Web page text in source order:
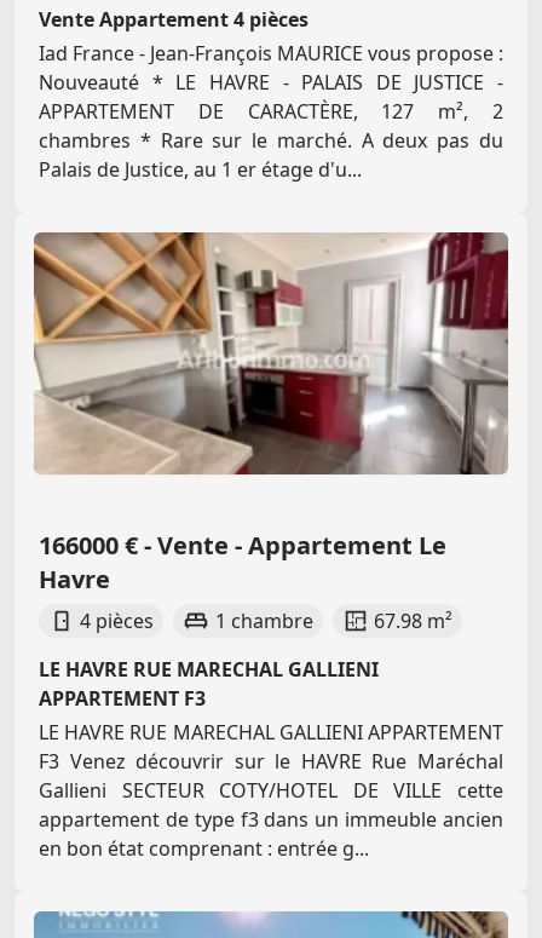
Vente Appartement 4 pièces
Iad France - Jean-François MAURICE vous propose :
Nouveauté * LE HAVRE - PALAIS DE JUSTICE -
APPARTEMENT DE CARACTÈRE, 127 m², 2
chambres * Rare sur le marché. A deux pas du
Palais de Justice, au 1 er étage d'u...
166000 € - Vente - Appartement Le
Havre
4 pièces 1 chambre
67.98 m²
LE HAVRE RUE MARECHAL GALLIENI
APPARTEMENT F3
LE HAVRE RUE MARECHAL GALLIENI APPARTEMENT
F3 Venez découvrir sur le HAVRE Rue Maréchal
Gallieni SECTEUR COTY/HOTEL DE VILLE cette
appartement de type f3 dans un immeuble ancien
en bon état comprenant : entrée g...